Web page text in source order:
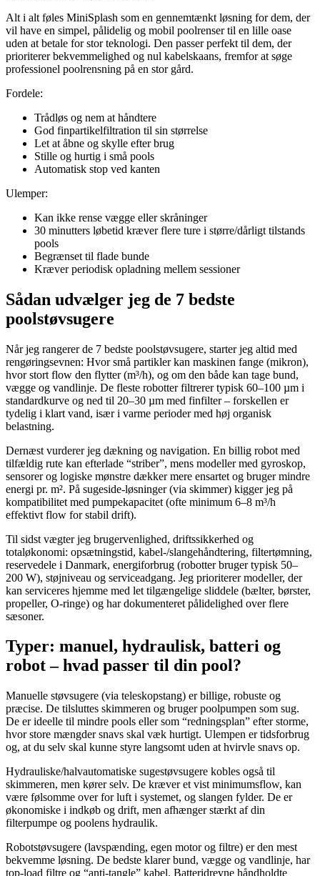
Alt i alt føles MiniSplash som en gennemtænkt løsning for dem, der
vil have en simpel, pålidelig og mobil poolrenser til en lille oase
uden at betale for stor teknologi. Den passer perfekt til dem, der
prioriterer bekvemmelighed og nul kabelskaans, fremfor at søge
professionel poolrensning på en stor gård.
Fordele:
Trådløs og nem at håndtere
God finpartikelfiltration til sin størrelse
Let at åbne og skylle efter brug
Stille og hurtig i små pools
Automatisk stop ved kanten
Ulemper:
Kan ikke rense vægge eller skråninger
30 minutters løbetid kræver flere ture i større/dårligt tilstands
pools
Begrænset til flade bunde
Kræver periodisk opladning mellem sessioner
Sådan udvælger jeg de 7 bedste
poolstøvsugere
Når jeg rangerer de 7 bedste poolstøvsugere, starter jeg altid med
rengøringsevnen: Hvor små partikler kan maskinen fange (mikron),
hvor stort flow den flytter (m³/h), og om den både kan tage bund,
vægge og vandlinje. De fleste robotter filtrerer typisk 60–100 µm i
standardkurve og ned til 20–30 µm med finfilter – forskellen er
tydelig i klart vand, især i varme perioder med høj organisk
belastning.
Dernæst vurderer jeg dækning og navigation. En billig robot med
tilfældig rute kan efterlade “striber”, mens modeller med gyroskop,
sensorer og logiske mønstre dækker mere ensartet og bruger mindre
energi pr. m². På sugeside-løsninger (via skimmer) kigger jeg på
kompatibilitet med pumpekapacitet (ofte minimum 6–8 m³/h
effektivt flow for stabil drift).
Til sidst vægter jeg brugervenlighed, driftssikkerhed og
totaløkonomi: opsætningstid, kabel-/slangehåndtering, filtertømning,
reservedele i Danmark, energiforbrug (robotter bruger typisk 50–
200 W), støjniveau og serviceadgang. Jeg prioriterer modeller, der
kan serviceres hjemme med let tilgængelige sliddele (bælter, børster,
propeller, O-ringe) og har dokumenteret pålidelighed over flere
sæsoner.
Typer: manuel, hydraulisk, batteri og
robot – hvad passer til din pool?
Manuelle støvsugere (via teleskopstang) er billige, robuste og
præcise. De tilsluttes skimmeren og bruger poolpumpen som sug.
De er ideelle til mindre pools eller som “redningsplan” efter storme,
hvor store mængder snavs skal væk hurtigt. Ulempen er tidsforbrug
og, at du selv skal kunne styre langsomt uden at hvirvle snavs op.
Hydrauliske/halvautomatiske sugestøvsugere kobles også til
skimmeren, men kører selv. De kræver et vist minimumsflow, kan
være følsomme over for luft i systemet, og slangen fylder. De er
økonomiske i indkøb og drift, men afhænger stærkt af din
filterpumpe og poolens hydraulik.
Robotstøvsugere (lavspænding, egen motor og filtre) er den mest
bekvemme løsning. De bedste klarer bund, vægge og vandlinje, har
top-load filtre og “anti-tangle” kabel. Batteridrevne håndholdte